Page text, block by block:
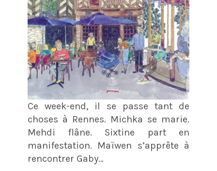
Ce week-end, il se passe tant de
choses à Rennes. Michka se marie.
Mehdi flâne. Sixtine part en
manifestation. Maïwen s’apprête à
rencontrer Gaby…